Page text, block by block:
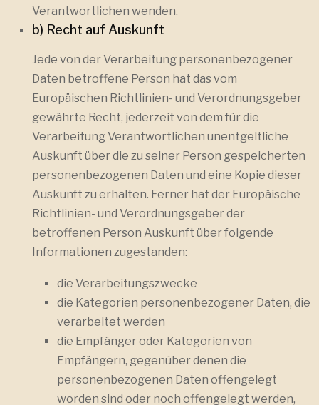
Verantwortlichen wenden.
b) Recht auf Auskunft
Jede von der Verarbeitung personenbezogener
Daten betroffene Person hat das vom
Europäischen Richtlinien- und Verordnungsgeber
gewährte Recht, jederzeit von dem für die
Verarbeitung Verantwortlichen unentgeltliche
Auskunft über die zu seiner Person gespeicherten
personenbezogenen Daten und eine Kopie dieser
Auskunft zu erhalten. Ferner hat der Europäische
Richtlinien- und Verordnungsgeber der
betroffenen Person Auskunft über folgende
Informationen zugestanden:
die Verarbeitungszwecke
die Kategorien personenbezogener Daten, die
verarbeitet werden
die Empfänger oder Kategorien von
Empfängern, gegenüber denen die
personenbezogenen Daten offengelegt
worden sind oder noch offengelegt werden,